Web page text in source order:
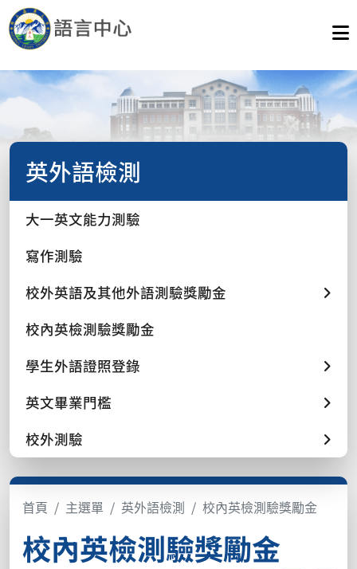
英外語檢測
大一英文能力測驗
寫作測驗
校外英語及其他外語測驗獎勵金
校內英檢測驗獎勵金
學生外語證照登錄
英文畢業門檻
校外測驗
首頁 主選單 英外語檢測 校內英檢測驗獎勵金
校內英檢測驗獎勵金